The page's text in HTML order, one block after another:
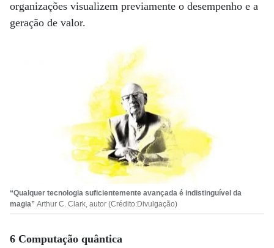
organizações visualizem previamente o desempenho e a
geração de valor.
“Qualquer tecnologia suficientemente avançada é indistinguível da
magia” Arthur C. Clark, autor (Crédito:Divulgação)
6 Computação quântica